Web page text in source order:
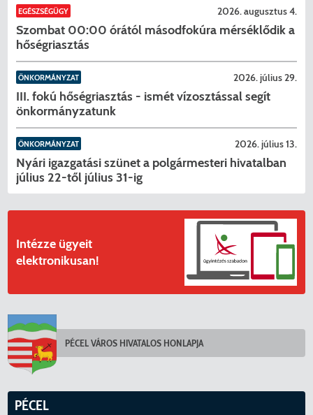
Pécel Város Önkormányzata ASP
Központhoz való csatlakozása
Péceli Polgármesteri Hivatal energetikai
korszerűsítése
Komplex csapadékvíz-elvezetés
korszerűsítése Pécelen II. ütem
Pécel Város Önkormányzata 250 000
000 Ft értékű támogatást nyert az
alábbi projekt vonatkozásában.
Menzakártya/Applikáció
Kedvezmények/Diéta/Allergia
Nyomtatványok
Étkezési térítési díjak
Kapcsolat
2025/2026. tanév
EGÉSZSÉGÜGY 2026. augusztus 4.
Szombat 00:00 órától másodfokúra mérséklődik a
hőségriasztás
ÖNKORMÁNYZAT 2026. július 29.
III. fokú hőségriasztás - ismét vízosztással segít
önkormányzatunk
ÖNKORMÁNYZAT 2026. július 13.
Nyári igazgatási szünet a polgármesteri hivatalban
július 22-től július 31-ig
Intézze ügyeit
elektronikusan!
PÉCEL VÁROS HIVATALOS HONLAPJA
PÉCEL